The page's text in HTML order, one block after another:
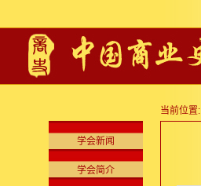
学会新闻
学会简介
当前位置: